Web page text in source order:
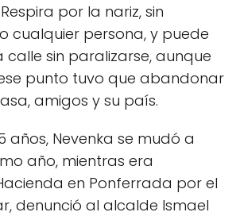
por la nariz, sin
cualquier persona, y puede
sin paralizarse, aunque
punto tuvo que abandonar
amigos y su país.
años, Nevenka se mudó a
año, mientras era
en Ponferrada por el
denunció al alcalde Ismael